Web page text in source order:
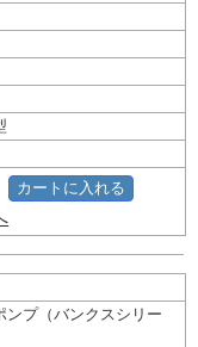
カートに入れる
ンプ（バンクスシリー